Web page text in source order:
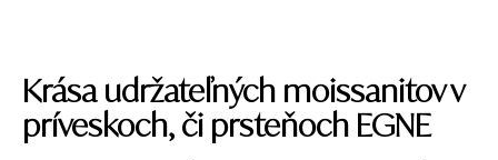
Krása udržateľných moissanitov v
príveskoch, či prsteňoch EGNE